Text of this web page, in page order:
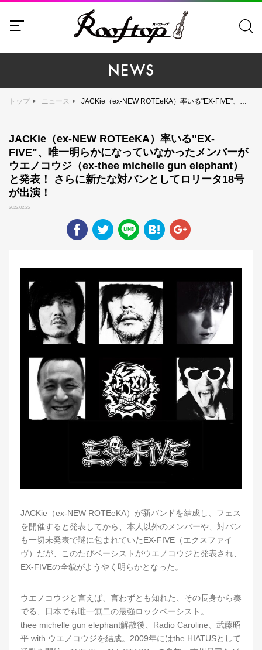
NEWS
トップ ニュース JACKie（ex-NEW ROTEeKA）率いる"EX-FIVE"、唯一明らかになっていなかったメンバーがウエノコウジ（ex-thee michelle gun elephant）と発表！ さらに新たな対バンとしてロリータ18号が出演！
JACKie（ex-NEW ROTEeKA）率いる"EX-
FIVE"、唯一明らかになっていなかったメンバーが
ウエノコウジ（ex-thee michelle gun elephant）
と発表！ さらに新たな対バンとしてロリータ18号
が出演！
2023.02.25
JACKie（ex-NEW ROTEeKA）が新バンドを結成し、フェス
を開催すると発表してから、本人以外のメンバーや、対バン
も一切未発表で謎に包まれていたEX-FIVE（エクスファイ
ヴ）だが、このたびベーシストがウエノコウジと発表され、
EX-FIVEの全貌がようやく明らかとなった。
ウエノコウジと言えば、言わずとも知れた、その長身から奏
でる、日本でも唯一無二の最強ロックベーシスト。
thee michelle gun elephant解散後、Radio Caroline、武藤昭
平 with ウエノコウジを結成。2009年にはthe HIATUSとして